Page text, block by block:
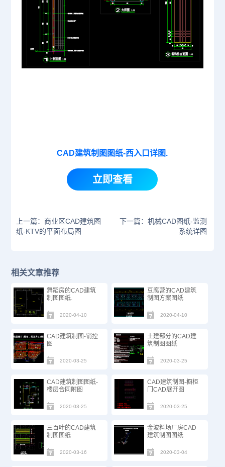
CAD建筑制图图纸-西入口详图.
立即查看
上一篇：商业区CAD建筑图
纸-KTV的平面布局图
下一篇：机械CAD图纸-监测
系统详图
相关文章推荐
舞蹈房的CAD建筑
制图图纸.
2020-04-10
豆腐营的CAD建筑
制图方案图纸
2020-04-10
CAD建筑制图-销控
图
2020-03-25
土建部分的CAD建
筑制图图纸
2020-03-25
CAD建筑制图图纸-
楼层合同附图
2020-03-25
CAD建筑制图-橱柜
门CAD展开图
2020-03-25
三百叶的CAD建筑
制图图纸
2020-03-16
金波料场厂房CAD
建筑制图图纸
2020-03-04